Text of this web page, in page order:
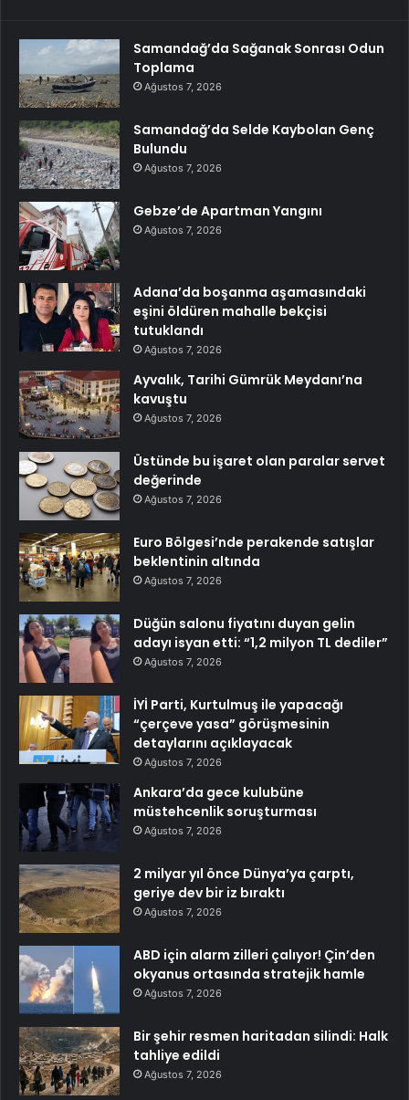
Samandağ’da Sağanak Sonrası Odun
Toplama
Ağustos 7, 2026
Samandağ’da Selde Kaybolan Genç
Bulundu
Ağustos 7, 2026
Gebze’de Apartman Yangını
Ağustos 7, 2026
Adana’da boşanma aşamasındaki
eşini öldüren mahalle bekçisi
tutuklandı
Ağustos 7, 2026
Ayvalık, Tarihi Gümrük Meydanı’na
kavuştu
Ağustos 7, 2026
Üstünde bu işaret olan paralar servet
değerinde
Ağustos 7, 2026
Euro Bölgesi’nde perakende satışlar
beklentinin altında
Ağustos 7, 2026
Düğün salonu fiyatını duyan gelin
adayı isyan etti: “1,2 milyon TL dediler”
Ağustos 7, 2026
İYİ Parti, Kurtulmuş ile yapacağı
“çerçeve yasa” görüşmesinin
detaylarını açıklayacak
Ağustos 7, 2026
Ankara’da gece kulubüne
müstehcenlik soruşturması
Ağustos 7, 2026
2 milyar yıl önce Dünya’ya çarptı,
geriye dev bir iz bıraktı
Ağustos 7, 2026
ABD için alarm zilleri çalıyor! Çin’den
okyanus ortasında stratejik hamle
Ağustos 7, 2026
Bir şehir resmen haritadan silindi: Halk
tahliye edildi
Ağustos 7, 2026